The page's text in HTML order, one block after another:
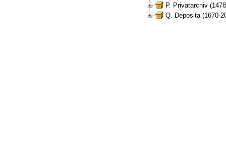
P. Privatarchiv
Q. Deposita (1670-